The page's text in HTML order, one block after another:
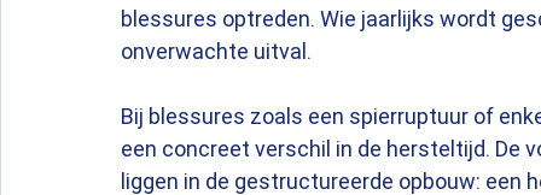
blessures optreden. Wie jaarlijks wordt
onverwachte uitval.
Bij blessures zoals een spierruptuur of
een concreet verschil in de hersteltijd. De
liggen in de gestructureerde opbouw: